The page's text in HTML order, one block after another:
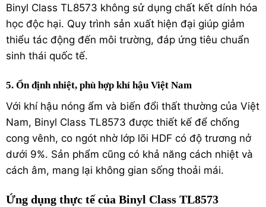
Binyl Class TL8573 không sử dụng chất kết dính hóa
học độc hại. Quy trình sản xuất hiện đại giúp giảm
thiểu tác động đến môi trường, đáp ứng tiêu chuẩn
sinh thái quốc tế.
5. Ổn định nhiệt, phù hợp khí hậu Việt Nam
Với khí hậu nóng ẩm và biến đổi thất thường của Việt
Nam, Binyl Class TL8573 được thiết kế để chống
cong vênh, co ngót nhờ lớp lõi HDF có độ trương nở
dưới 9%. Sản phẩm cũng có khả năng cách nhiệt và
cách âm, mang lại không gian sống thoải mái.
Ứng dụng thực tế của Binyl Class TL8573